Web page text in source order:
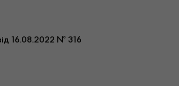
16.08.2022 № 316